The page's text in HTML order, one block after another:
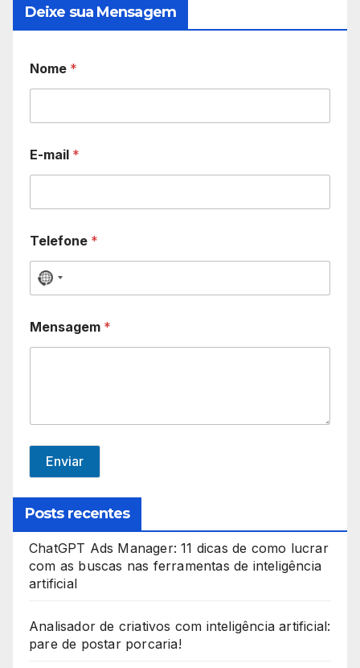
Deixe sua Mensagem
Nome *
E-mail *
Telefone *
N
c
t
r
y
s
e
l
e
t
e
Mensagem *
Enviar
Posts recentes
ChatGPT Ads Manager: 11 dicas de como lucrar
com as buscas nas ferramentas de inteligência
artificial
Analisador de criativos com inteligência artificial:
pare de postar porcaria!